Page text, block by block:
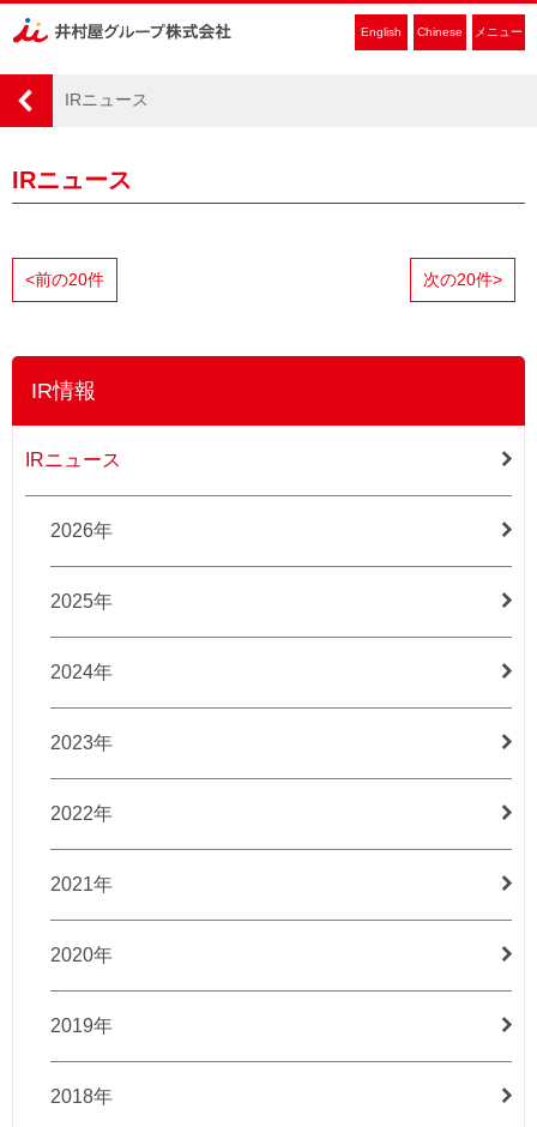
English Chinese メニュー
IRニュース
IRニュース
<前の20件 次の20件>
IR情報
IRニュース
2026年
2025年
2024年
2023年
2022年
2021年
2020年
2019年
2018年